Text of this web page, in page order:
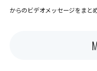
からのビデオメッセージをまと